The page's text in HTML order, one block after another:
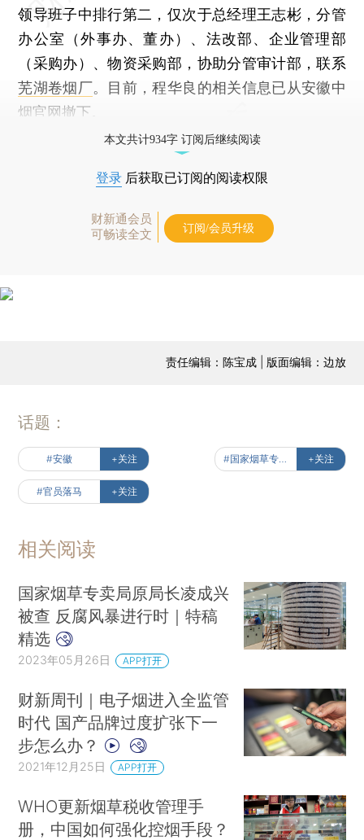
领导班子中排行第二，仅次于总经理王志彬，分管
办公室（外事办、董办）、法改部、企业管理部
（采购办）、物资采购部，协助分管审计部，联系
芜湖卷烟厂。目前，程华良的相关信息已从安徽中
烟官网撤下。
本文共计934字 订阅后继续阅读
登录 后获取已订阅的阅读权限
财新通会员
可畅读全文
订阅/会员升级
责任编辑：陈宝成 | 版面编辑：边放
话题：
#安徽 +关注 #国家烟草专卖局 +关注
#官员落马 +关注
相关阅读
国家烟草专卖局原局长凌成兴
被查 反腐风暴进行时｜特稿
精选
2023年05月26日 APP打开
财新周刊｜电子烟进入全监管
时代 国产品牌过度扩张下一
步怎么办？
2021年12月25日 APP打开
WHO更新烟草税收管理手
册，中国如何强化控烟手段？